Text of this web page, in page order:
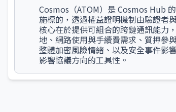
Cosmos（ATOM）是 Cosmos Hub
施標的，透過權益證明機制由驗證者
核心在於提供可組合的跨鏈通訊能力
地、網路使用與手續費需求、質押參
整體加密風險情緒、以及安全事件影
影響協議方向的工具性。